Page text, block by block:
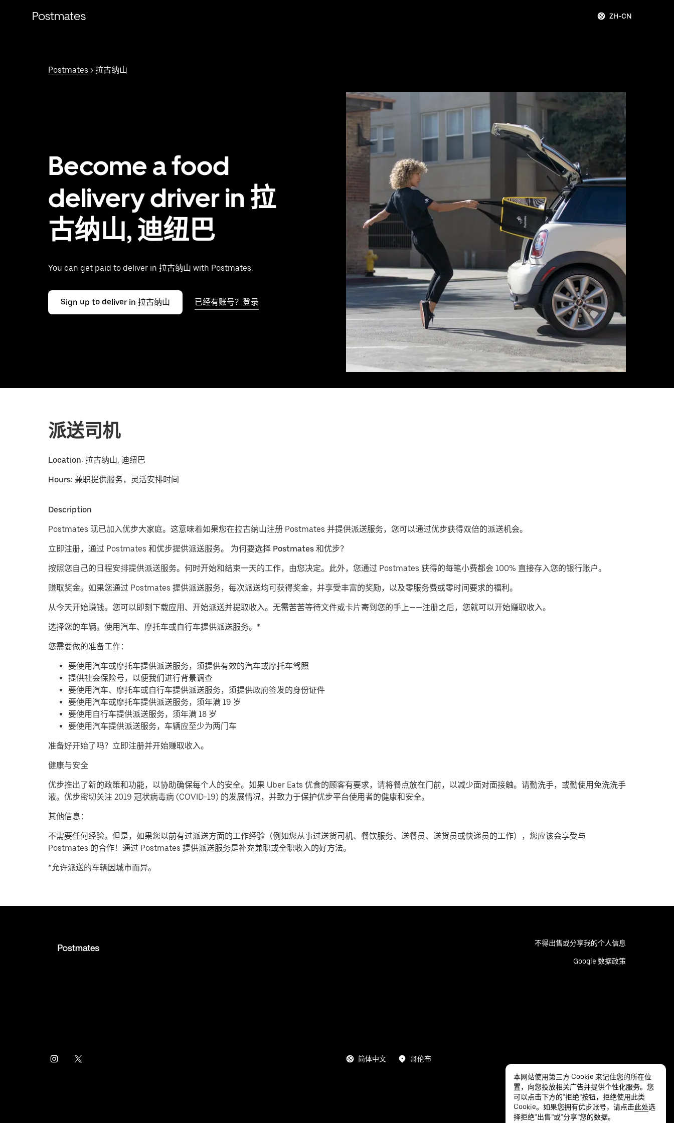
Postmates ZH-CN
Postmates > 拉古纳山
Become a food
delivery driver in 拉
古纳山, 迪纽巴
You can get paid to deliver in 拉古纳山 with Postmates.
Sign up to deliver in 拉古纳山 已经有账号？登录
派送司机
Location: 拉古纳山, 迪纽巴
Hours: 兼职提供服务，灵活安排时间
Description
Postmates 现已加入优步大家庭。这意味着如果您在拉古纳山注册 Postmates 并提供派送服务，您可以通过优步获得双倍的派送机会。
立即注册，通过 Postmates 和优步提供派送服务。 为何要选择 Postmates 和优步？
按照您自己的日程安排提供派送服务。 何时开始和结束一天的工作，由您决定。此外，您通过 Postmates 获得的每笔小费都会 100% 直接存入您的银行账户。
赚取奖金。 如果您通过 Postmates 提供派送服务，每次派送均可获得奖金，并享受丰富的奖励，以及零服务费或零时间要求的福利。
从今天开始赚钱。 您可以即刻下载应用、开始派送并提取收入。无需苦苦等待文件或卡片寄到您的手上——注册之后，您就可以开始赚取收入。
​选择您的车辆。使用汽车、摩托车或自行车提供派送服务。*
您需要做的准备工作：
要使用汽车或摩托车提供派送服务，须提供有效的汽车或摩托车驾照
提供社会保险号，以便我们进行背景调查
要使用汽车、摩托车或自行车提供派送服务，须提供政府签发的身份证件
要使用汽车或摩托车提供派送服务，须年满 19 岁
要使用自行车提供派送服务，须年满 18 岁
要使用汽车提供派送服务，车辆应至少为两门车
准备好开始了吗？立即注册并开始赚取收入。
健康与安全
优步推出了新的政策和功能，以协助确保每个人的安全。如果 Uber Eats 优食的顾客有要求，请将餐点放在门前，以减少面对面接触。请勤洗手，或勤使用免洗洗手
液。优步密切关注 2019 冠状病毒病 (COVID-19) 的发展情况，并致力于保护优步平台使用者的健康和安全。
其他信息：
不需要任何经验。但是，如果您以前有过派送方面的工作经验（例如您从事过送货司机、餐饮服务、送餐员、送货员或快递员的工作），您应该会享受与
Postmates 的合作！通过 Postmates 提供派送服务是补充兼职或全职收入的好方法。
*允许派送的车辆因城市而异。
不得出售或分享我的个人信息
Google 数据政策
简体中文 哥伦布
隐私 无障碍服务
本网站使用第三方 Cookie 来记住您的所在位
置，向您投放相关广告并提供个性化服务。您
可以点击下方的“拒绝”按钮，拒绝使用此类
Cookie。如果您拥有优步账号，请点击此处选
择拒绝“出售”或“分享”您的数据。